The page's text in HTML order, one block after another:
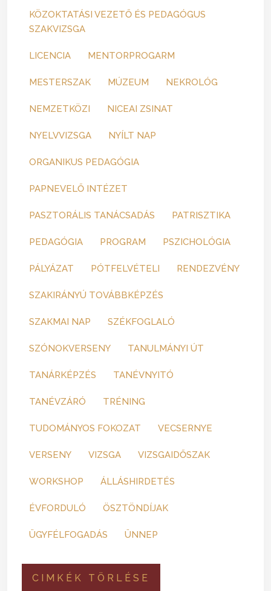
KÖZOKTATÁSI VEZETŐ ÉS PEDAGÓGUS
SZAKVIZSGA
LICENCIA MENTORPROGARM
MESTERSZAK MÚZEUM NEKROLÓG
NEMZETKÖZI NICEAI ZSINAT
NYELVVIZSGA NYÍLT NAP
ORGANIKUS PEDAGÓGIA
PAPNEVELŐ INTÉZET
PASZTORÁLIS TANÁCSADÁS PATRISZTIKA
PEDAGÓGIA PROGRAM PSZICHOLÓGIA
PÁLYÁZAT PÓTFELVÉTELI RENDEZVÉNY
SZAKIRÁNYÚ TOVÁBBKÉPZÉS
SZAKMAI NAP SZÉKFOGLALÓ
SZÓNOKVERSENY TANULMÁNYI ÚT
TANÁRKÉPZÉS TANÉVNYITÓ
TANÉVZÁRÓ TRÉNING
TUDOMÁNYOS FOKOZAT VECSERNYE
VERSENY VIZSGA VIZSGAIDŐSZAK
WORKSHOP ÁLLÁSHIRDETÉS
ÉVFORDULÓ ÖSZTÖNDÍJAK
ÜGYFÉLFOGADÁS ÜNNEP
CIMKÉK TÖRLÉSE